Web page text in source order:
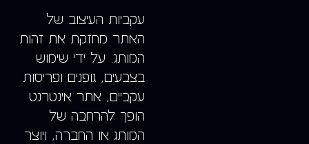
עקביות העיצוב של
האתר מחזקת את זהות
המותג. על ידי שימוש
בצבעים, גופנים ופריסות
עקביים, אתר אינטרנט
הופך להרחבה של
המותג או החברה, ויוצר